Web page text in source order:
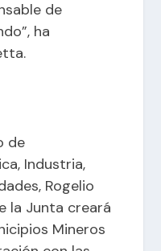
de
ha
de
Industria,
Rogelio
la Junta creará
Mineros